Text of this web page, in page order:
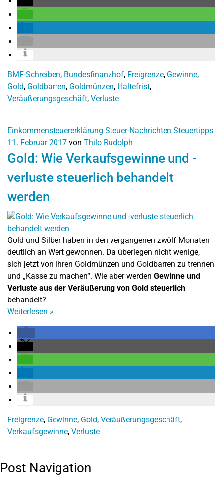
BMF-Schreiben, Bundesfinanzhof, Freigrenze, Gewinne,
Gold, Goldbarren, Goldmünzen, Haltefrist,
Veräußerungsgeschäft, Verluste
Einkommensteuererklärung Steuer-Nachrichten Steuertipps
11. Februar 2017 von Thilo Rudolph
Gold: Wie Verkaufsgewinne und -
verluste steuerlich behandelt
werden
Gold und Silber haben in den vergangenen zwölf Monaten
deutlich an Wert gewonnen. Da überlegen nicht wenige,
sich jetzt von ihren Goldmünzen und Goldbarren zu trennen
und „Kasse zu machen“. Wie aber werden Gewinne und
Verluste aus der Veräußerung von Gold steuerlich
behandelt?
Weiterlesen »
Freigrenze, Gewinne, Gold, Veräußerungsgeschäft,
Verkaufsgewinne, Verluste
Post Navigation